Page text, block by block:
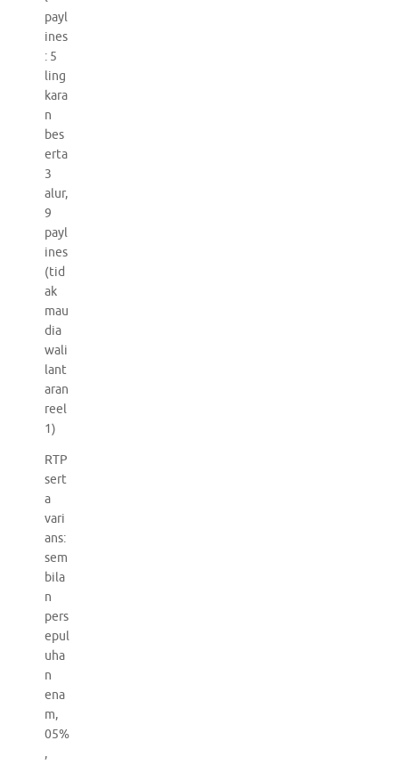
payl
ines
: 5
ling
kara
n
bes
erta
3
alur,
9
payl
ines
(tid
ak
mau
dia
wali
lant
aran
reel
1)
RTP
sert
a
vari
ans:
sem
bila
n
pers
epul
uha
n
ena
m,
05%
,